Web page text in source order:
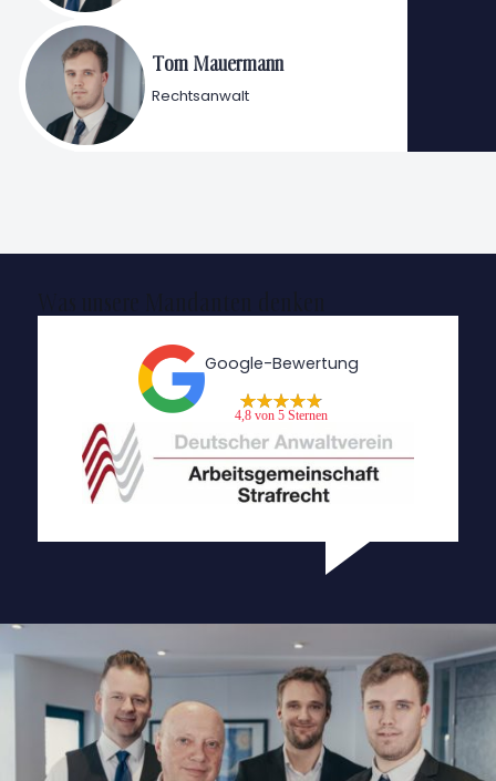
Tom Mauermann
Rechtsanwalt
Google-Bewertung
4,8 von 5 Sternen